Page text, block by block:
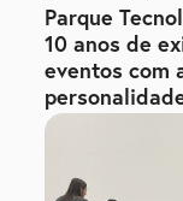
Parque
10 anos de
eventos com
estudantes